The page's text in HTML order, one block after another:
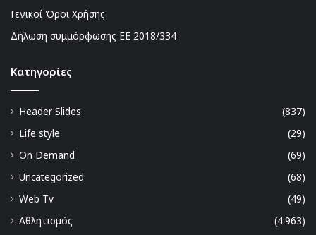
Γενικοί Όροι Χρήσης
Δήλωση συμμόρφωσης ΕΕ 2018/334
Kατηγορίες
Header Slides
(837)
Life style
(29)
On Demand
(69)
Uncategorized
(68)
Web Tv
(49)
Αθλητισμός
(4.963)